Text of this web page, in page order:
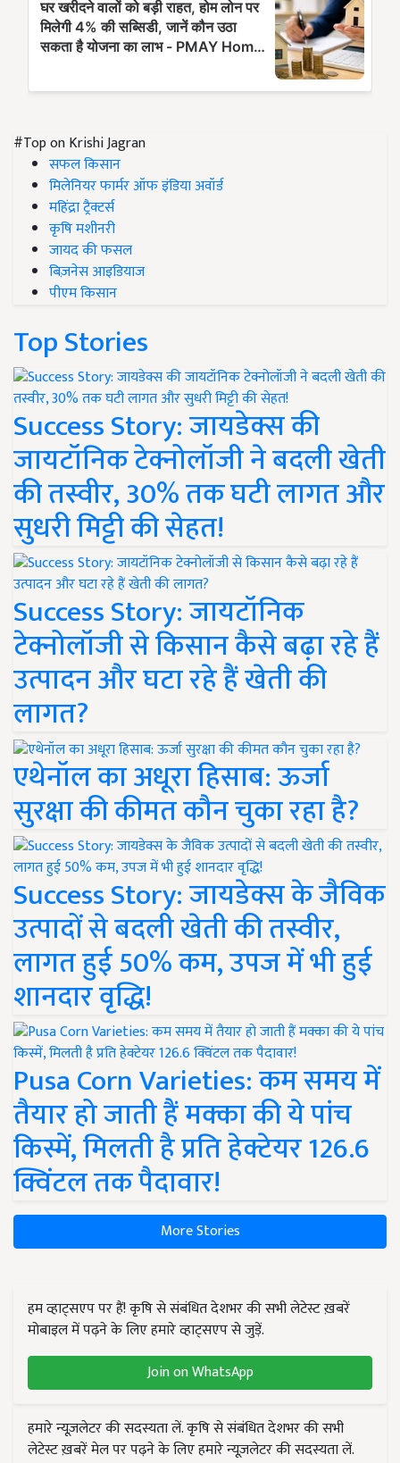
#Top on Krishi Jagran
सफल किसान
मिलेनियर फार्मर ऑफ इंडिया अवॉर्ड
महिंद्रा ट्रैक्टर्स
कृषि मशीनरी
जायद की फसल
बिज़नेस आइडियाज
पीएम किसान
Top Stories
Success Story: जायडेक्स की
जायटॉनिक टेक्नोलॉजी ने बदली खेती
की तस्वीर, 30% तक घटी लागत और
सुधरी मिट्टी की सेहत!
Success Story: जायटॉनिक
टेक्नोलॉजी से किसान कैसे बढ़ा रहे हैं
उत्पादन और घटा रहे हैं खेती की
लागत?
एथेनॉल का अधूरा हिसाब: ऊर्जा
सुरक्षा की कीमत कौन चुका रहा है?
Success Story: जायडेक्स के जैविक
उत्पादों से बदली खेती की तस्वीर,
लागत हुई 50% कम, उपज में भी हुई
शानदार वृद्धि!
Pusa Corn Varieties: कम समय में
तैयार हो जाती हैं मक्का की ये पांच
किस्में, मिलती है प्रति हेक्टेयर 126.6
क्विंटल तक पैदावार!
More Stories
हम व्हाट्सएप पर हैं! कृषि से संबंधित देशभर की सभी लेटेस्ट ख़बरें
मोबाइल में पढ़ने के लिए हमारे व्हाट्सएप से जुड़ें.
Join on WhatsApp
हमारे न्यूज़लेटर की सदस्यता लें. कृषि से संबंधित देशभर की सभी
लेटेस्ट ख़बरें मेल पर पढ़ने के लिए हमारे न्यूज़लेटर की सदस्यता लें.